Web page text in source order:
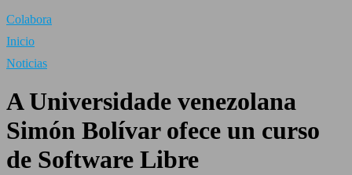
Colabora
Inicio
Noticias
A Universidade venezolana
Simón Bolívar ofece un curso
de Software Libre